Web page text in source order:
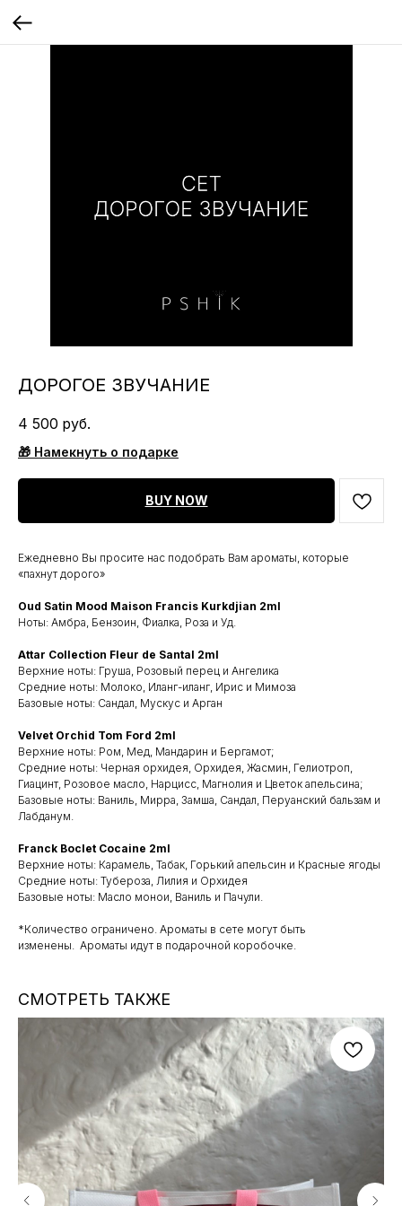
ДОРОГОЕ ЗВУЧАНИЕ
4 500 руб.
🎁 Намекнуть о подарке
BUY NOW
Ежедневно Вы просите нас подобрать Вам ароматы, которые
«пахнут дорого»
Oud Satin Mood Maison Francis Kurkdjian 2ml
Ноты: Амбра, Бензоин, Фиалка, Роза и Уд.
Attar Collection Fleur de Santal 2ml
Верхние ноты: Груша, Розовый перец и Ангелика
Средние ноты: Молоко, Иланг-иланг, Ирис и Мимоза
Базовые ноты: Сандал, Мускус и Арган
Velvet Orchid Tom Ford 2ml
Верхние ноты: Ром, Мед, Мандарин и Бергамот;
Средние ноты: Черная орхидея, Орхидея, Жасмин, Гелиотроп,
Гиацинт, Розовое масло, Нарцисс, Магнолия и Цветок апельсина;
Базовые ноты: Ваниль, Мирра, Замша, Сандал, Перуанский бальзам и
Лабданум.
Franck Boclet Cocaine 2ml
Верхние ноты: Карамель, Табак, Горький апельсин и Красные ягоды
Средние ноты: Тубероза, Лилия и Орхидея
Базовые ноты: Масло монои, Ваниль и Пачули.
*Количество ограничено. ⁣⁣Ароматы в сете могут быть
изменены. Ароматы идут в подарочной коробочке.
СМОТРЕТЬ ТАКЖЕ